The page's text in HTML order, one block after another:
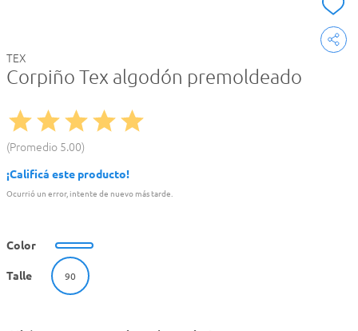
TEX
Corpiño Tex algodón premoldeado
Promedio 5.00
¡Calificá este producto!
Ocurrió un error, intente de nuevo más tarde.
Color
Talle 90